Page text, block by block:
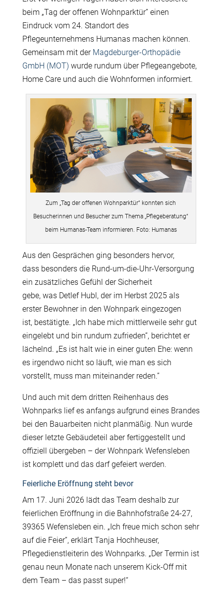
beim „Tag der offenen Wohnparktür” einen
Eindruck vom 24. Standort des
Pflegeunternehmens Humanas machen können.
Gemeinsam mit der Magdeburger-Orthopädie
GmbH (MOT) wurde rundum über Pflegeangebote,
Home Care und auch die Wohnformen informiert.
Zum „Tag der offenen Wohnparktür“ konnten sich
Besucherinnen und Besucher zum Thema „Pflegeberatung“
beim Humanas-Team informieren. Foto: Humanas
Aus den Gesprächen ging besonders hervor,
dass besonders die Rund-um-die-Uhr-Versorgung
ein zusätzliches Gefühl der Sicherheit
gebe, was Detlef Hubl, der im Herbst 2025 als
erster Bewohner in den Wohnpark eingezogen
ist, bestätigte. „Ich habe mich mittlerweile sehr gut
eingelebt und bin rundum zufrieden”, berichtet er
lächelnd. „Es ist halt wie in einer guten Ehe: wenn
es irgendwo nicht so läuft, wie man es sich
vorstellt, muss man miteinander reden.”
Und auch mit dem dritten Reihenhaus des
Wohnparks lief es anfangs aufgrund eines Brandes
bei den Bauarbeiten nicht planmäßig. Nun wurde
dieser letzte Gebäudeteil aber fertiggestellt und
offiziell übergeben – der Wohnpark Wefensleben
ist komplett und das darf gefeiert werden.
Feierliche Eröffnung steht bevor
Am 17. Juni 2026 lädt das Team deshalb zur
feierlichen Eröffnung in die Bahnhofstraße 24-27,
39365 Wefensleben ein. „Ich freue mich schon sehr
auf die Feier”, erklärt Tanja Hochheuser,
Pflegedienstleiterin des Wohnparks. „Der Termin ist
genau neun Monate nach unserem Kick‑Off mit
dem Team – das passt super!“